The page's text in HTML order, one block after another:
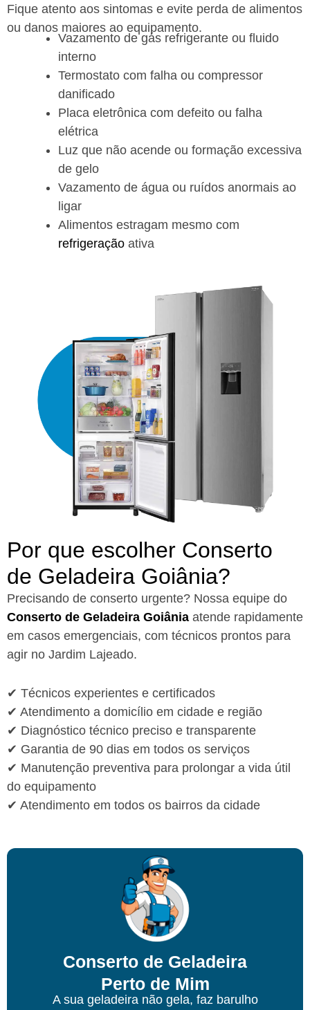
Fique atento aos sintomas e evite perda de alimentos
ou danos maiores ao equipamento.
Vazamento de gás refrigerante ou fluido
interno
Termostato com falha ou compressor
danificado
Placa eletrônica com defeito ou falha
elétrica
Luz que não acende ou formação excessiva
de gelo
Vazamento de água ou ruídos anormais ao
ligar
Alimentos estragam mesmo com
refrigeração ativa
Por que escolher Conserto
de Geladeira Goiânia?​
Precisando de conserto urgente? Nossa equipe do
Conserto de Geladeira Goiânia atende rapidamente
em casos emergenciais, com técnicos prontos para
agir no Jardim Lajeado.
✔ Técnicos experientes e certificados
✔ Atendimento a domicílio em cidade e região
✔ Diagnóstico técnico preciso e transparente
✔ Garantia de 90 dias em todos os serviços
✔ Manutenção preventiva para prolongar a vida útil
do equipamento
✔ Atendimento em todos os bairros da cidade
Conserto de Geladeira
Perto de Mim
A sua geladeira não gela, faz barulho